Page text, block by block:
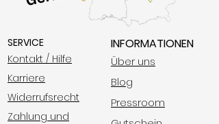
SERVICE
Kontakt / Hilfe​
Karriere
Widerrufsrecht
Zahlung und
INFORMATIONEN
Über uns
Blog​
​Pressroom​